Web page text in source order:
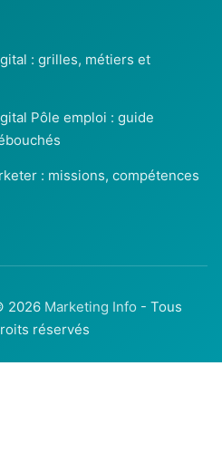
: grilles, métiers et
Pôle emploi : guide
: missions, compétences
2026 Marketing Info - Tous
réservés